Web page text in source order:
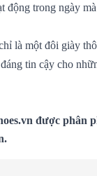
động trong ngày
là một đôi giày
tin cậy cho
được phân